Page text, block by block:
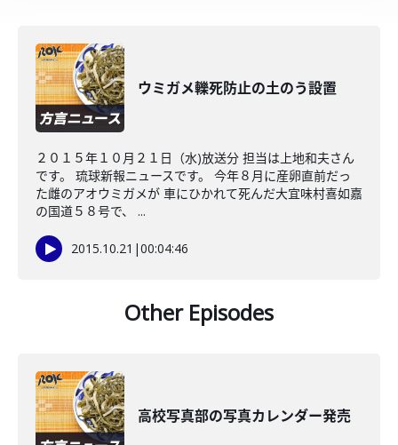
ウミガメ轢死防止の土のう設置
２０１５年１０月２１日（水)放送分 担当は上地和夫さん
です。 琉球新報ニュースです。 今年８月に産卵直前だっ
た雌のアオウミガメが 車にひかれて死んだ大宜味村喜如嘉
の国道５８号で、 ...
2015.10.21 |00:04:46
Other Episodes
高校写真部の写真カレンダー発売